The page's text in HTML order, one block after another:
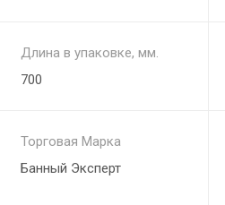
Длина в упаковке, мм.
700
Торговая Марка
Банный Эксперт